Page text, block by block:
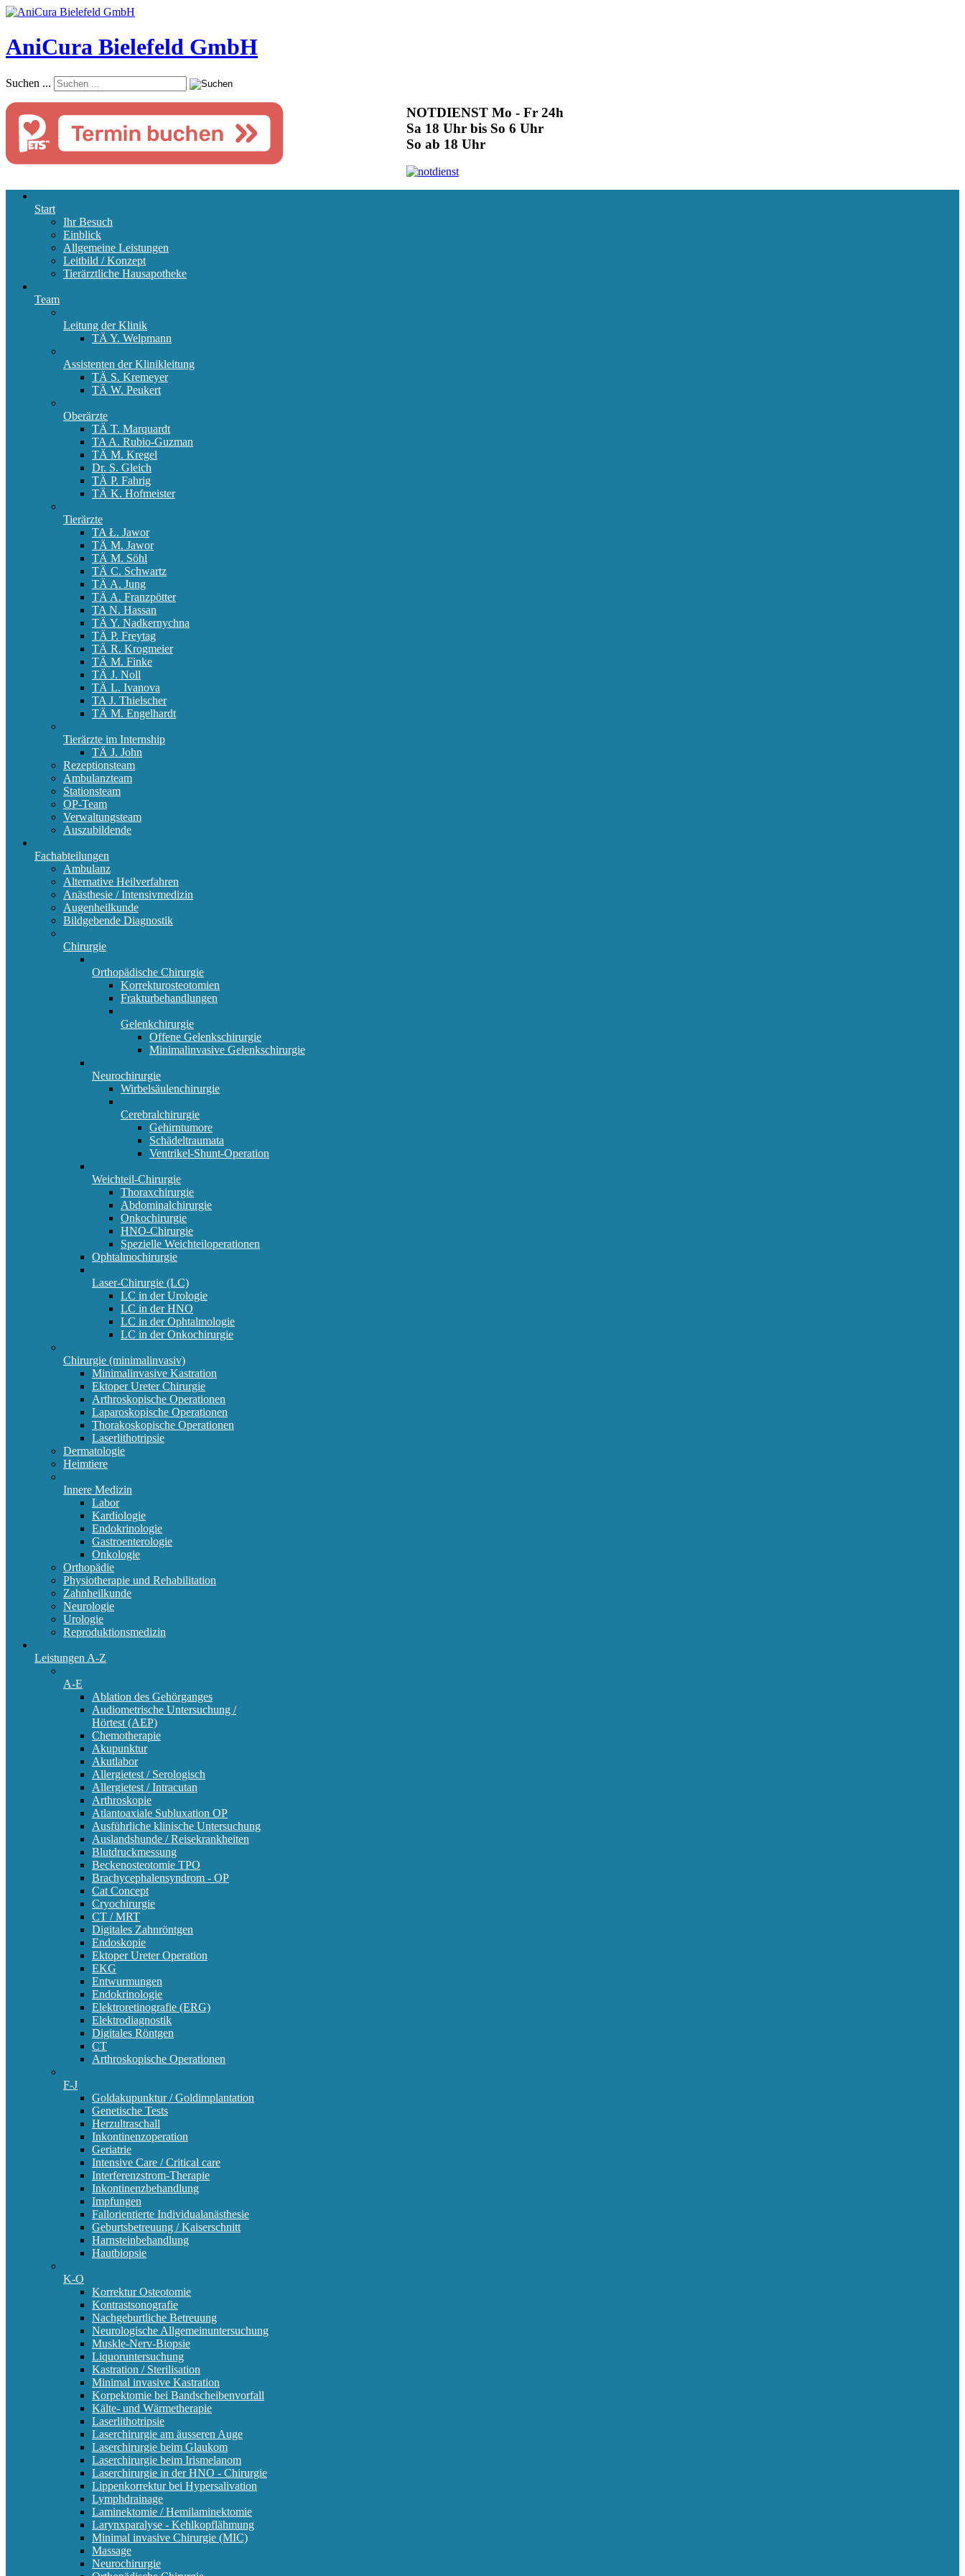
AniCura Bielefeld GmbH
Suchen ...
NOTDIENST Mo - Fr 24h
Sa 18 Uhr bis So 6 Uhr
So ab 18 Uhr
Start
Ihr Besuch
Einblick
Allgemeine Leistungen
Leitbild / Konzept
Tierärztliche Hausapotheke
Team
Leitung der Klinik
TÄ Y. Welpmann
Assistenten der Klinikleitung
TÄ S. Kremeyer
TÄ W. Peukert
Oberärzte
TÄ T. Marquardt
TA A. Rubio-Guzman
TÄ M. Kregel
Dr. S. Gleich
TÄ P. Fahrig
TÄ K. Hofmeister
Tierärzte
TA Ł. Jawor
TÄ M. Jawor
TÄ M. Söhl
TÄ C. Schwartz
TÄ A. Jung
TÄ A. Franzpötter
TA N. Hassan
TÄ Y. Nadkernychna
TÄ P. Freytag
TÄ R. Krogmeier
TÄ M. Finke
TÄ J. Noll
TÄ L. Ivanova
TA J. Thielscher
TÄ M. Engelhardt
Tierärzte im Internship
TÄ J. John
Rezeptionsteam
Ambulanzteam
Stationsteam
OP-Team
Verwaltungsteam
Auszubildende
Fachabteilungen
Ambulanz
Alternative Heilverfahren
Anästhesie / Intensivmedizin
Augenheilkunde
Bildgebende Diagnostik
Chirurgie
Orthopädische Chirurgie
Korrekturosteotomien
Frakturbehandlungen
Gelenkchirurgie
Offene Gelenkschirurgie
Minimalinvasive Gelenkschirurgie
Neurochirurgie
Wirbelsäulenchirurgie
Cerebralchirurgie
Gehirntumore
Schädeltraumata
Ventrikel-Shunt-Operation
Weichteil-Chirurgie
Thoraxchirurgie
Abdominalchirurgie
Onkochirurgie
HNO-Chirurgie
Spezielle Weichteiloperationen
Ophtalmochirurgie
Laser-Chirurgie (LC)
LC in der Urologie
LC in der HNO
LC in der Ophtalmologie
LC in der Onkochirurgie
Chirurgie (minimalinvasiv)
Minimalinvasive Kastration
Ektoper Ureter Chirurgie
Arthroskopische Operationen
Laparoskopische Operationen
Thorakoskopische Operationen
Laserlithotripsie
Dermatologie
Heimtiere
Innere Medizin
Labor
Kardiologie
Endokrinologie
Gastroenterologie
Onkologie
Orthopädie
Physiotherapie und Rehabilitation
Zahnheilkunde
Neurologie
Urologie
Reproduktionsmedizin
Leistungen A-Z
A-E
Ablation des Gehörganges
Audiometrische Untersuchung /
Hörtest (AEP)
Chemotherapie
Akupunktur
Akutlabor
Allergietest / Serologisch
Allergietest / Intracutan
Arthroskopie
Atlantoaxiale Subluxation OP
Ausführliche klinische Untersuchung
Auslandshunde / Reisekrankheiten
Blutdruckmessung
Beckenosteotomie TPO
Brachycephalensyndrom - OP
Cat Concept
Cryochirurgie
CT / MRT
Digitales Zahnröntgen
Endoskopie
Ektoper Ureter Operation
EKG
Entwurmungen
Endokrinologie
Elektroretinografie (ERG)
Elektrodiagnostik
Digitales Röntgen
CT
Arthroskopische Operationen
F-J
Goldakupunktur / Goldimplantation
Genetische Tests
Herzultraschall
Inkontinenzoperation
Geriatrie
Intensive Care / Critical care
Interferenzstrom-Therapie
Inkontinenzbehandlung
Impfungen
Fallorientierte Individualanästhesie
Geburtsbetreuung / Kaiserschnitt
Harnsteinbehandlung
Hautbiopsie
K-O
Korrektur Osteotomie
Kontrastsonografie
Nachgeburtliche Betreuung
Neurologische Allgemeinuntersuchung
Muskle-Nerv-Biopsie
Liquoruntersuchung
Kastration / Sterilisation
Minimal invasive Kastration
Korpektomie bei Bandscheibenvorfall
Kälte- und Wärmetherapie
Laserlithotripsie
Laserchirurgie am äusseren Auge
Laserchirurgie beim Glaukom
Laserchirurgie beim Irismelanom
Laserchirurgie in der HNO - Chirurgie
Lippenkorrektur bei Hypersalivation
Lymphdrainage
Laminektomie / Hemilaminektomie
Larynxparalyse - Kehlkopflähmung
Minimal invasive Chirurgie (MIC)
Massage
Neurochirurgie